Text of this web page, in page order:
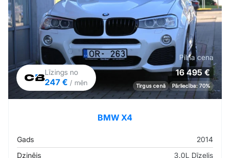
Līzings no
247 € / mēn
Pilna cena
16 495 €
Tirgus cenā Pārliecība: 70%
BMW X4
Gads
2014
Dzinējs
3.0L Dīzelis